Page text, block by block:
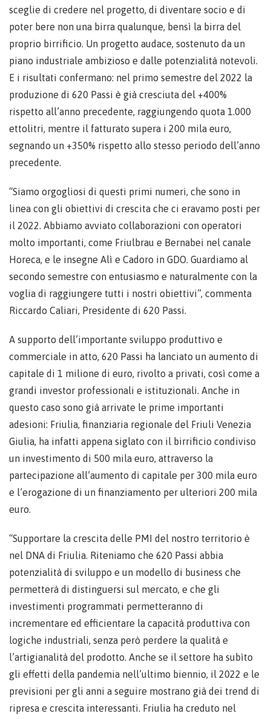
sceglie di credere nel progetto, di diventare socio e di
poter bere non una birra qualunque, bensì la birra del
proprio birrificio. Un progetto audace, sostenuto da un
piano industriale ambizioso e dalle potenzialità notevoli.
E i risultati confermano: nel primo semestre del 2022 la
produzione di 620 Passi è già cresciuta del +400%
rispetto all’anno precedente, raggiungendo quota 1.000
ettolitri, mentre il fatturato supera i 200 mila euro,
segnando un +350% rispetto allo stesso periodo dell’anno
precedente.
“Siamo orgogliosi di questi primi numeri, che sono in
linea con gli obiettivi di crescita che ci eravamo posti per
il 2022. Abbiamo avviato collaborazioni con operatori
molto importanti, come Friulbrau e Bernabei nel canale
Horeca, e le insegne Alì e Cadoro in GDO. Guardiamo al
secondo semestre con entusiasmo e naturalmente con la
voglia di raggiungere tutti i nostri obiettivi”, commenta
Riccardo Caliari, Presidente di 620 Passi.
A supporto dell’importante sviluppo produttivo e
commerciale in atto, 620 Passi ha lanciato un aumento di
capitale di 1 milione di euro, rivolto a privati, così come a
grandi investor professionali e istituzionali. Anche in
questo caso sono già arrivate le prime importanti
adesioni: Friulia, finanziaria regionale del Friuli Venezia
Giulia, ha infatti appena siglato con il birrificio condiviso
un investimento di 500 mila euro, attraverso la
partecipazione all’aumento di capitale per 300 mila euro
e l’erogazione di un finanziamento per ulteriori 200 mila
euro.
“Supportare la crescita delle PMI del nostro territorio è
nel DNA di Friulia. Riteniamo che 620 Passi abbia
potenzialità di sviluppo e un modello di business che
permetterà di distinguersi sul mercato, e che gli
investimenti programmati permetteranno di
incrementare ed efficientare la capacità produttiva con
logiche industriali, senza però perdere la qualità e
l’artigianalità del prodotto. Anche se il settore ha subìto
gli effetti della pandemia nell’ultimo biennio, il 2022 e le
previsioni per gli anni a seguire mostrano già dei trend di
ripresa e crescita interessanti. Friulia ha creduto nel